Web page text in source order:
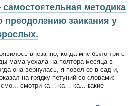
методика
преодолению заикания у
внезапно, когда мне было три с
мама уехала на полтора месяца в
она вернулась, я повел ее в сад и,
на грядку петуний со словами:
смотри ка… ка… ка... какие